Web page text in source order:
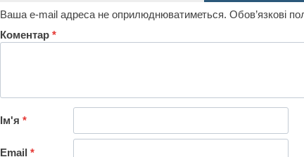
Ваша e-mail адреса не оприлюднюватиметься. Обов’язкові
Коментар *
Ім'я *
Email *